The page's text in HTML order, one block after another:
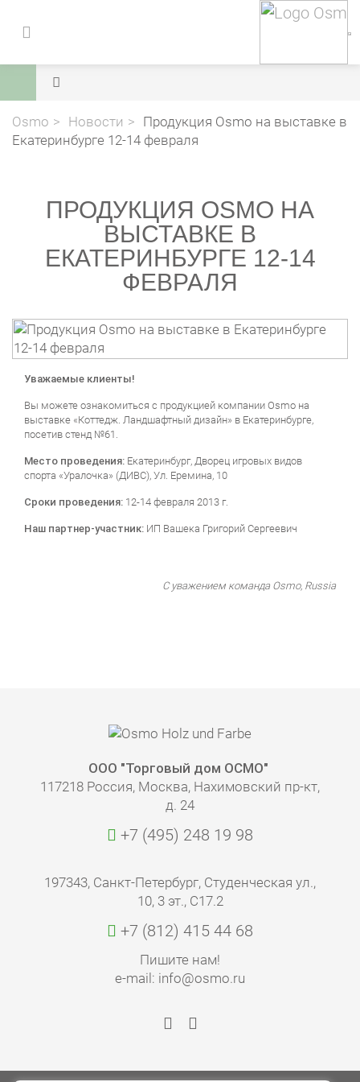
Osmo Новости
Продукция Osmo на выставке в
Екатеринбурге 12-14 февраля
ПРОДУКЦИЯ OSMO НА
ВЫСТАВКЕ В
ЕКАТЕРИНБУРГЕ 12-14
ФЕВРАЛЯ
Уважаемые клиенты!
Вы можете ознакомиться с продукцией компании Osmo на
выставке «Коттедж. Ландшафтный дизайн» в Екатеринбурге,
посетив стенд №61.
Место проведения: Екатеринбург, Дворец игровых видов
спорта «Уралочка» (ДИВС), Ул. Еремина, 10
Сроки проведения: 12-14 февраля 2013 г.
Наш партнер-участник: ИП Вашека Григорий Сергеевич
С уважением команда Osmo, Russia
ООО "Торговый дом ОСМО"
117218 Россия, Москва, Нахимовский пр-кт,
д. 24
+7 (495) 248 19 98
197343, Санкт-Петербург, Студенческая ул.,
10, 3 эт., С17.2
+7 (812) 415 44 68
Пишите нам!
e-mail: info@osmo.ru